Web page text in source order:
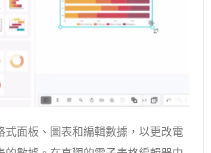
式面板、圖表和編輯數據，以更改電